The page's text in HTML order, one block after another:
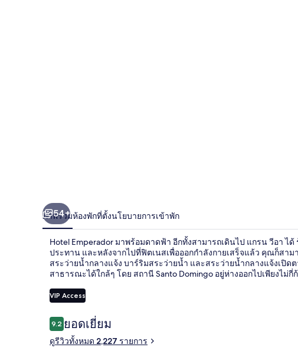
54+
ภาพรวมห้องพักที่ตั้งนโยบายการเข้าพัก
Hotel Emperador มาพร้อมดาดฟ้า อีกทั้งสามารถเดินไป แกรน วีอา
ประทาน และหลังจากไปที่ฟิตเนสเพื่อออกกำลังกายเสร็จแล้ว คุณก็สา
สระว่ายน้ำกลางแจ้ง บาร์ริมสระว่ายน้ำ และสระว่ายน้ำกลางแจ้งเปิ
สาธารณะได้ใกล้ๆ โดย สถานี Santo Domingo อยู่ห่างออกไปเพียงไม่กี่
VIP Access
รีวิว
9.29.2 จาก 10
ยอดเยี่ยม
ดูรีวิวทั้งหมด 2,227 รายการ